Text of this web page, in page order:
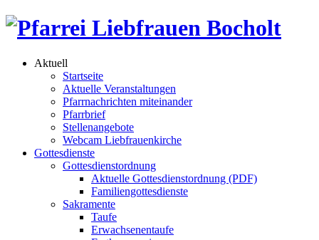
Aktuell
Startseite
Aktuelle Veranstaltungen
Pfarrnachrichten miteinander
Pfarrbrief
Stellenangebote
Webcam Liebfrauenkirche
Gottesdienste
Gottesdienstordnung
Aktuelle Gottesdienstordnung (PDF)
Familiengottesdienste
Sakramente
Taufe
Erwachsenentaufe